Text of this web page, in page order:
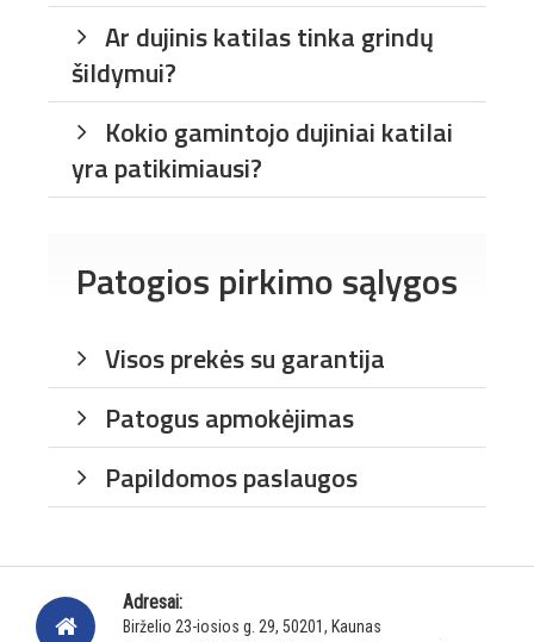
Ar dujinis katilas tinka grindų
šildymui?
Kokio gamintojo dujiniai katilai
yra patikimiausi?
Patogios pirkimo sąlygos
Visos prekės su garantija
Patogus apmokėjimas
Papildomos paslaugos
Adresai:
Birželio 23-iosios g. 29, 50201, Kaunas